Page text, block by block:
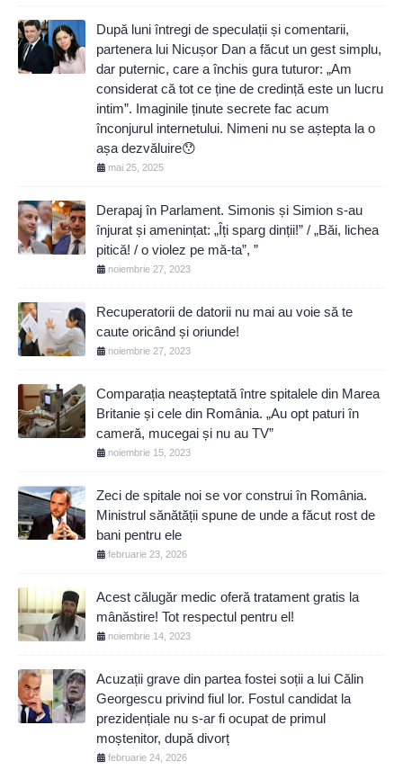
După luni întregi de speculații și comentarii,
partenera lui Nicușor Dan a făcut un gest simplu,
dar puternic, care a închis gura tuturor: „Am
considerat că tot ce ține de credință este un lucru
intim”. Imaginile ținute secrete fac acum
înconjurul internetului. Nimeni nu se aștepta la o
așa dezvăluire😯
mai 25, 2025
Derapaj în Parlament. Simonis și Simion s-au
înjurat și amenințat: „Îți sparg dinții!” / „Băi, lichea
pitică! / o violez pe mă-ta”, ”
noiembrie 27, 2023
Recuperatorii de datorii nu mai au voie să te
caute oricând și oriunde!
noiembrie 27, 2023
Comparația neașteptată între spitalele din Marea
Britanie și cele din România. „Au opt paturi în
cameră, mucegai și nu au TV”
noiembrie 15, 2023
Zeci de spitale noi se vor construi în România.
Ministrul sănătății spune de unde a făcut rost de
bani pentru ele
februarie 23, 2026
Acest călugăr medic oferă tratament gratis la
mânăstire! Tot respectul pentru el!
noiembrie 14, 2023
Acuzații grave din partea fostei soții a lui Călin
Georgescu privind fiul lor. Fostul candidat la
prezidențiale nu s-ar fi ocupat de primul
moștenitor, după divorț
februarie 24, 2026